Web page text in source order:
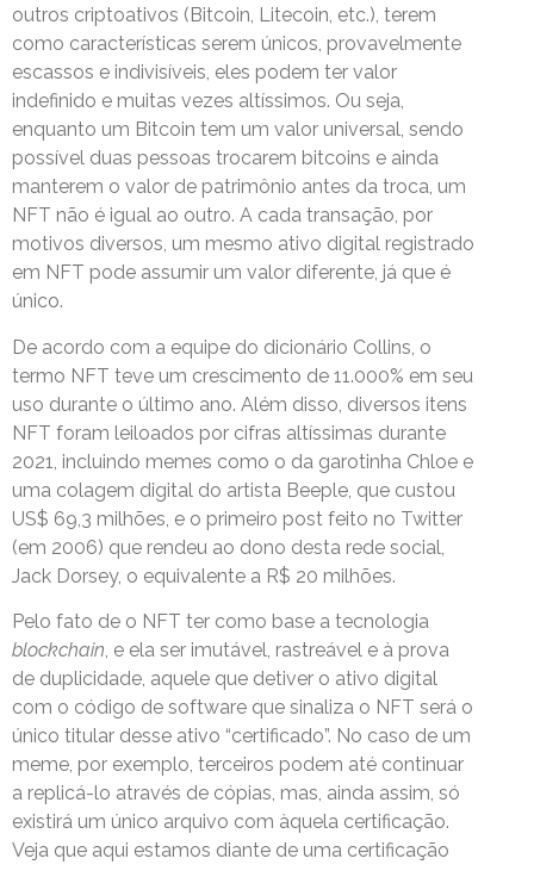
outros criptoativos (Bitcoin, Litecoin, etc.), terem
como características serem únicos, provavelmente
escassos e indivisíveis, eles podem ter valor
indefinido e muitas vezes altíssimos. Ou seja,
enquanto um Bitcoin tem um valor universal, sendo
possível duas pessoas trocarem bitcoins e ainda
manterem o valor de patrimônio antes da troca, um
NFT não é igual ao outro. A cada transação, por
motivos diversos, um mesmo ativo digital registrado
em NFT pode assumir um valor diferente, já que é
único.
De acordo com a equipe do dicionário Collins, o
termo NFT teve um crescimento de 11.000% em seu
uso durante o último ano. Além disso, diversos itens
NFT foram leiloados por cifras altíssimas durante
2021, incluindo memes como o da garotinha Chloe e
uma colagem digital do artista Beeple, que custou
US$ 69,3 milhões, e o primeiro post feito no Twitter
(em 2006) que rendeu ao dono desta rede social,
Jack Dorsey, o equivalente a R$ 20 milhões.
Pelo fato de o NFT ter como base a tecnologia
blockchain, e ela ser imutável, rastreável e à prova
de duplicidade, aquele que detiver o ativo digital
com o código de software que sinaliza o NFT será o
único titular desse ativo “certificado”. No caso de um
meme, por exemplo, terceiros podem até continuar
a replicá-lo através de cópias, mas, ainda assim, só
existirá um único arquivo com àquela certificação.
Veja que aqui estamos diante de uma certificação